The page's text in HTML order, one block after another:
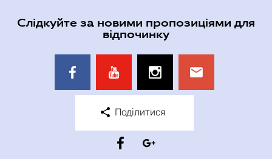
Слідкуйте за новими пропозиціями для
відпочинку
Поділитися